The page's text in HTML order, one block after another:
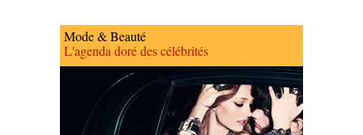
Mode & Beauté
L'agenda doré des célébrités